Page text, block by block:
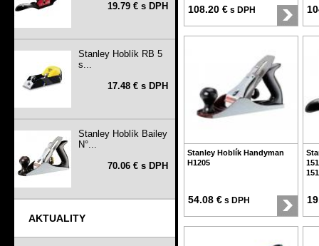
19.79 € s DPH
Stanley Hoblík RB 5
s...
17.48 € s DPH
Stanley Hoblík Bailey
N°...
70.06 € s DPH
AKTUALITY
108.20 € s DPH
Stanley Hoblík Handyman
H1205
54.08 € s DPH
151